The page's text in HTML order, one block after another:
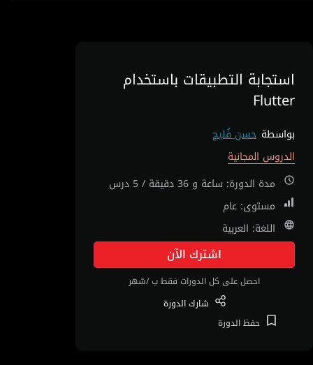
استجابة التطبيقات باستخدام
Flutter
بواسطة حسن فُليح
الدروس المجانية
مدة الدورة: ساعة و 36 دقيقة / 5 درس
مستوى: عام
اللغة: العربية
اشترك الآن
احصل على كل الدورات فقط ب /شهر
شاركالدورة
حفظالدورة